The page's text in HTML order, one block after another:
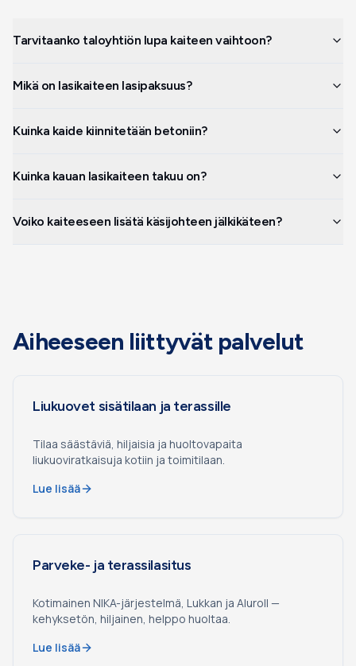
Tarvitaanko taloyhtiön lupa kaiteen vaihtoon?
Mikä on lasikaiteen lasipaksuus?
Kuinka kaide kiinnitetään betoniin?
Kuinka kauan lasikaiteen takuu on?
Voiko kaiteeseen lisätä käsijohteen jälkikäteen?
Aiheeseen liittyvät palvelut
Liukuovet sisätilaan ja terassille
Tilaa säästäviä, hiljaisia ja huoltovapaita
liukuoviratkaisuja kotiin ja toimitilaan.
Lue lisää
Parveke- ja terassilasitus
Kotimainen NIKA-järjestelmä, Lukkan ja Aluroll —
kehyksetön, hiljainen, helppo huoltaa.
Lue lisää